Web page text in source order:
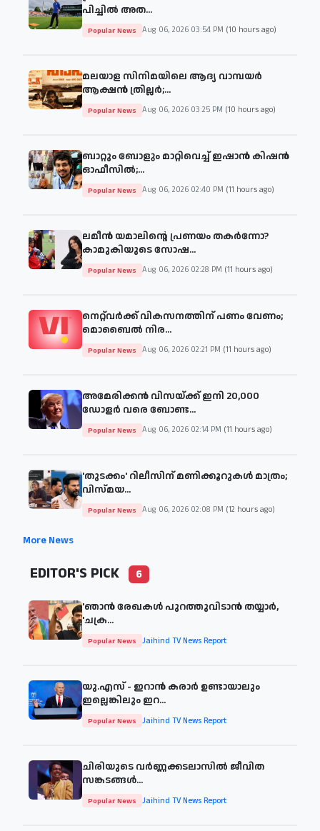
പിച്ചിൽ അത...
Popular News Aug 06, 2026 03:54 PM (10 hours ago)
മലയാള സിനിമയിലെ ആദ്യ വാമ്പയർ
ആക്ഷൻ ത്രില്ലർ;...
Popular News Aug 06, 2026 03:25 PM (10 hours ago)
ബാറ്റും ബോളും മാറ്റിവെച്ച് ഇഷാൻ കിഷൻ
ഓഫീസിൽ;...
Popular News Aug 06, 2026 02:40 PM (11 hours ago)
ലമീൻ യമാലിന്റെ പ്രണയം തകർന്നോ?
കാമുകിയുടെ സോഷ...
Popular News Aug 06, 2026 02:28 PM (11 hours ago)
നെറ്റ്‌വർക്ക് വികസനത്തിന് പണം വേണം;
മൊബൈൽ നിര...
Popular News Aug 06, 2026 02:21 PM (11 hours ago)
അമേരിക്കൻ വിസയ്ക്ക് ഇനി 20,000
ഡോളർ വരെ ബോണ്ട...
Popular News Aug 06, 2026 02:14 PM (11 hours ago)
'തുടക്കം' റിലീസിന് മണിക്കൂറുകൾ മാത്രം;
വിസ്മയ...
Popular News Aug 06, 2026 02:08 PM (12 hours ago)
More News
EDITOR'S PICK 6
'ഞാന്‍ രേഖകള്‍ പുറത്തുവിടാന്‍ തയ്യാര്‍,
'ചക്ര...
Popular News Jaihind TV News Report
യു.എസ് - ഇറാൻ കരാർ ഉണ്ടായാലും
ഇല്ലെങ്കിലും ഇറ...
Popular News Jaihind TV News Report
ചിരിയുടെ വര്‍ണ്ണക്കടലാസില്‍ ജീവിത
സങ്കടങ്ങള്‍...
Popular News Jaihind TV News Report